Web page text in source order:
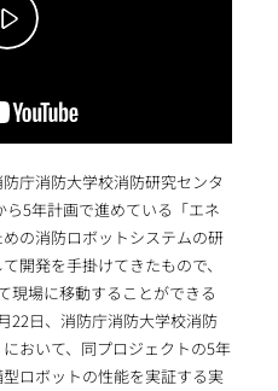
庁消防大学校消防研究センタ
5年計画で進めている「エネ
の消防ロボットシステムの研
開発を手掛けてきたもので、
現場に移動することができる
22日、消防庁消防大学校消防
おいて、同プロジェクトの5年
ロボットの性能を実証する実